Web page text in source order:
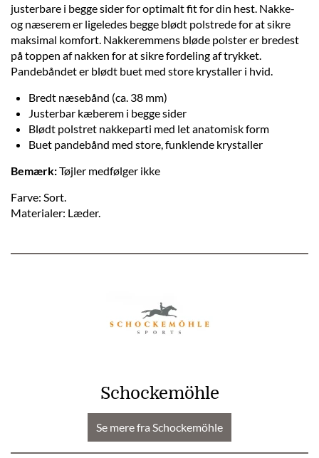
justerbare i begge sider for optimalt fit for din hest. Nakke-
og næserem er ligeledes begge blødt polstrede for at sikre
maksimal komfort. Nakkeremmens bløde polster er bredest
på toppen af nakken for at sikre fordeling af trykket.
Pandebåndet er blødt buet med store krystaller i hvid.
Bredt næsebånd (ca. 38 mm)
Justerbar kæberem i begge sider
Blødt polstret nakkeparti med let anatomisk form
Buet pandebånd med store, funklende krystaller
Bemærk:Tøjler medfølger ikke
Farve: Sort.
Materialer: Læder.
Schockemöhle
Se mere fra Schockemöhle